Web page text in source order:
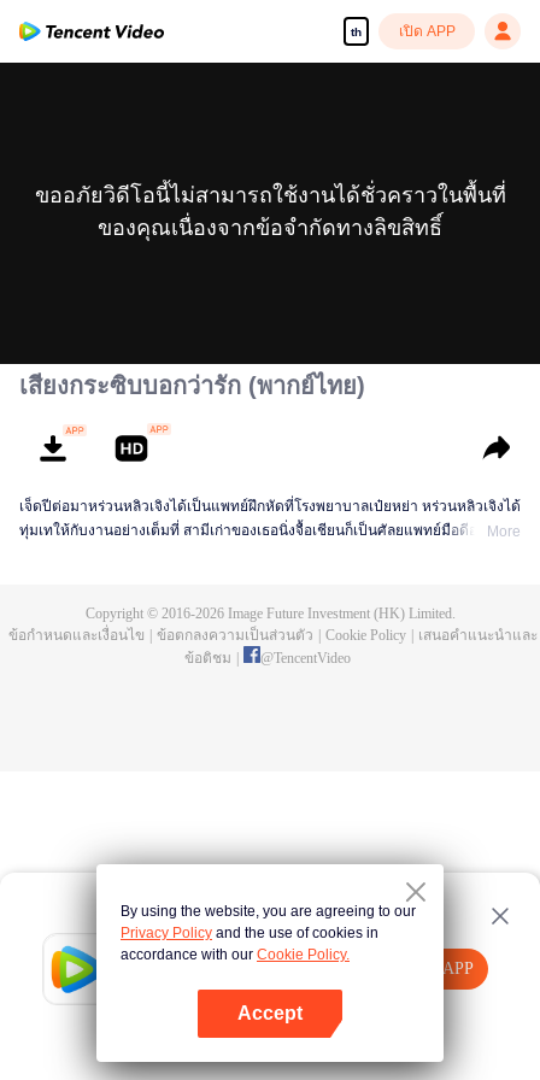
th เปิด APP
Tencent Video
เปิด APP
คลิกที่นี่ ลองใหม่อีกครั้ง
ขออภัยวิดีโอนี้ไม่สามารถใช้งานได้ชั่วคราวในพื้นที่
ของคุณเนื่องจากข้อจำกัดทางลิขสิทธิ์
เสียงกระซิบบอกว่ารัก (พากย์ไทย)
เจ็ดปีต่อมาหร่วนหลิวเจิงได้เป็นแพทย์ฝึกหัดที่โรงพยาบาลเป๋ยหย่า หร่วนหลิวเจิงได้
ทุ่มเทให้กับงานอย่างเต็มที่ สามีเก่าของเธอนิ่งจื้อเชียนก็เป็นศัลยแพทย์มือดีอยู่ที่โรง
เหลือที่แอฟริการะหว่างนั้นนิ่งจื้อเชียนถูกยิงบาดเจ็บสาหัส หลังผ่านประสบการณ์
เฉียดตายทำให้พวกเขาเข้าใจชีวิตและโชคชะตามากขึ้น กลายเป็นจุดเริ่มต้นของ
More
Copyright © 2016-2026Image Future Investment (HK) Limited.
ข้อกำหนดและเงื่อนไข
ข้อตกลงความเป็นส่วนตัว Cookie Policy
เสนอคำแนะนำและ
ข้อติชม
@TencentVideo
By using the website, you are agreeing to our
Privacy Policy and the use of cookies in
accordance with our Cookie Policy.
Accept